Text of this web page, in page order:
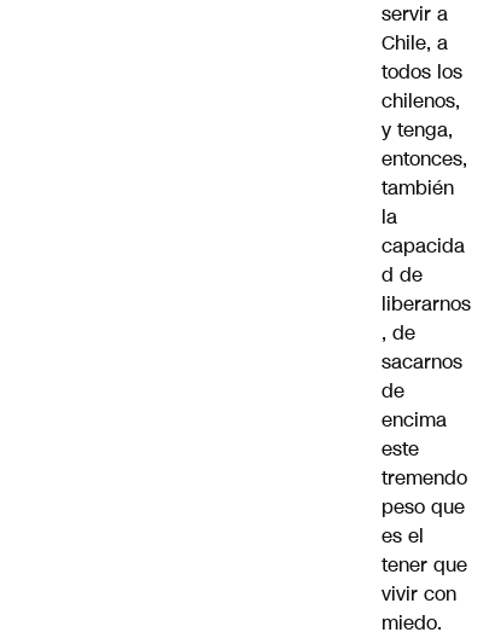
servir a
Chile, a
todos los
chilenos,
y tenga,
entonces,
también
la
capacida
d de
liberarnos
, de
sacarnos
de
encima
este
tremendo
peso que
es el
tener que
vivir con
miedo.